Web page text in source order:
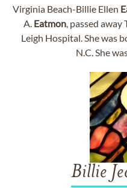
Virginia Beach-Billie Ellen
A. Eatmon, passed away
Leigh Hospital. She was
N.C. She
Billie